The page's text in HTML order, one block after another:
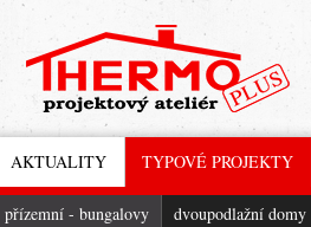
AKTUALITY TYPOVÉ PROJEKTY
přízemní - bungalovy dvoupodlažní domy